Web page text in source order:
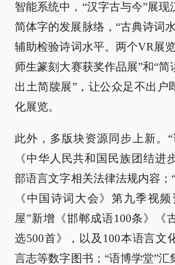
智能系统中，“汉字古与今”展现
简体字的发展脉络，“古典诗词
辅助检验诗词水平。两个VR展
师生篆刻大赛获奖作品展”和“
出土简牍展”，让公众足不出户
化展览。
此外，多版块资源同步上新。
《中华人民共和国民族团结进
部语言文字相关法律法规内容；
《中国诗词大会》第九季视
屋”新增《邯郸成语100条》《
选500首》，以及100本语言文
言志等数字图书；“语博学堂”汇